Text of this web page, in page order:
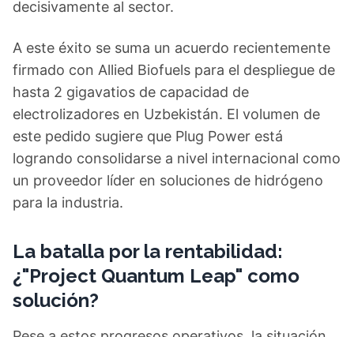
decisivamente al sector.
A este éxito se suma un acuerdo recientemente
firmado con Allied Biofuels para el despliegue de
hasta 2 gigavatios de capacidad de
electrolizadores en Uzbekistán. El volumen de
este pedido sugiere que Plug Power está
logrando consolidarse a nivel internacional como
un proveedor líder en soluciones de hidrógeno
para la industria.
La batalla por la rentabilidad:
¿"Project Quantum Leap" como
solución?